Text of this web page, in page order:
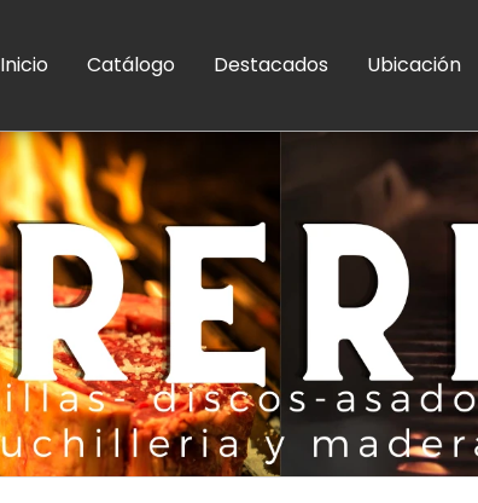
Inicio Catálogo Destacados Ubicación